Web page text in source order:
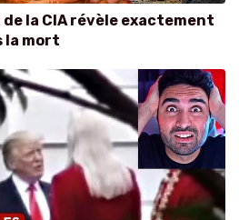
la CIA révèle exactement
la mort